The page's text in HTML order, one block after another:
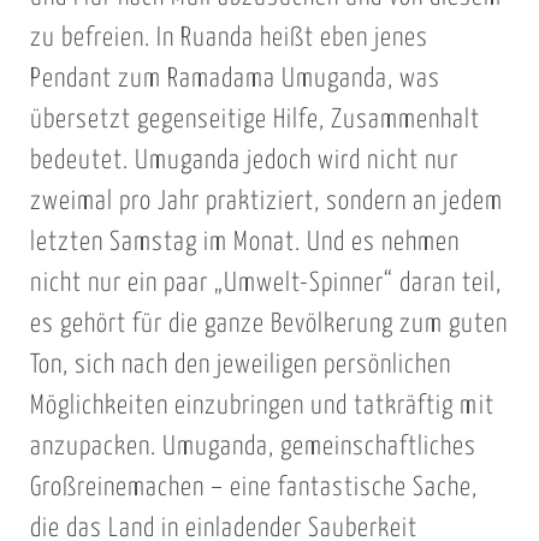
zu befreien. In Ruanda heißt eben jenes
Pendant zum Ramadama Umuganda, was
übersetzt gegenseitige Hilfe, Zusammenhalt
bedeutet. Umuganda jedoch wird nicht nur
zweimal pro Jahr praktiziert, sondern an jedem
letzten Samstag im Monat. Und es nehmen
nicht nur ein paar „Umwelt-Spinner“ daran teil,
es gehört für die ganze Bevölkerung zum guten
Ton, sich nach den jeweiligen persönlichen
Möglichkeiten einzubringen und tatkräftig mit
anzupacken. Umuganda, gemeinschaftliches
Großreinemachen – eine fantastische Sache,
die das Land in einladender Sauberkeit